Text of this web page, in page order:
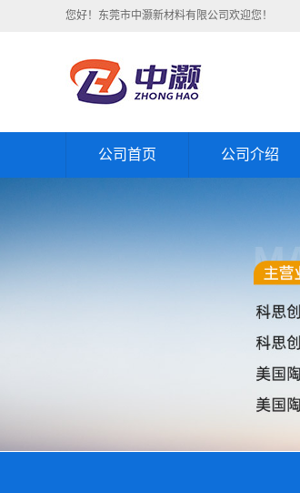
您好！东莞市中灏新材料有限公司欢迎您！
公司首页 公司介绍